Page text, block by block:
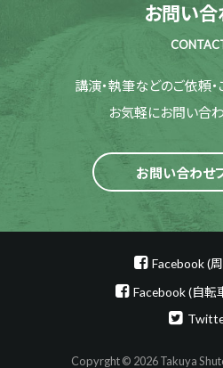
お問い合
講演・執筆などのご依頼・
お気軽にお問い合わ
お問い合わせ
Facebook (
Facebook (自転
Copyrght © 2026 Takuya